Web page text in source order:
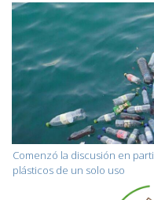
Comenzó la discusión en
plásticos de un solo uso